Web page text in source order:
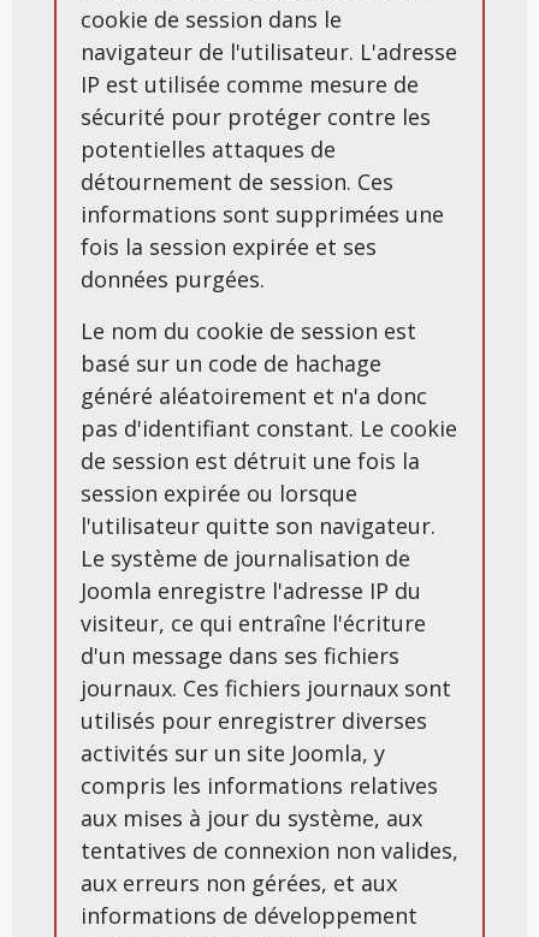
cookie de session dans le
navigateur de l'utilisateur. L'adresse
IP est utilisée comme mesure de
sécurité pour protéger contre les
potentielles attaques de
détournement de session. Ces
informations sont supprimées une
fois la session expirée et ses
données purgées.
Le nom du cookie de session est
basé sur un code de hachage
généré aléatoirement et n'a donc
pas d'identifiant constant. Le cookie
de session est détruit une fois la
session expirée ou lorsque
l'utilisateur quitte son navigateur.
Le système de journalisation de
Joomla enregistre l'adresse IP du
visiteur, ce qui entraîne l'écriture
d'un message dans ses fichiers
journaux. Ces fichiers journaux sont
utilisés pour enregistrer diverses
activités sur un site Joomla, y
compris les informations relatives
aux mises à jour du système, aux
tentatives de connexion non valides,
aux erreurs non gérées, et aux
informations de développement